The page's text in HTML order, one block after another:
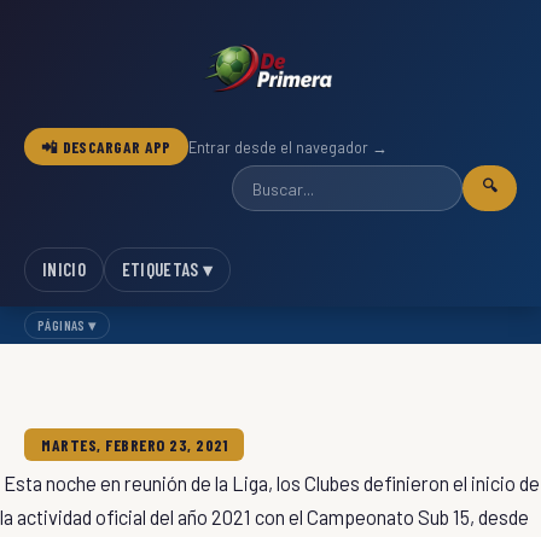
📲 DESCARGAR APP Entrar desde el navegador →
🔍
INICIO ETIQUETAS ▾
PÁGINAS ▾
MARTES, FEBRERO 23, 2021
Esta noche en reunión de la Liga, los Clubes definieron el inicio de
la actividad oficial del año 2021 con el Campeonato Sub 15, desde